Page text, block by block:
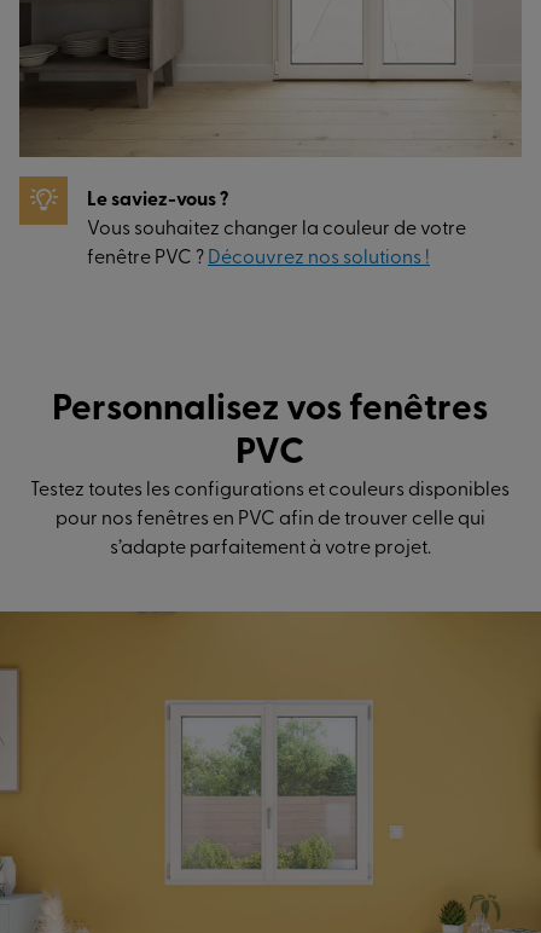
Le saviez-vous ?
Vous souhaitez changer la couleur de votre
fenêtre PVC ? Découvrez nos solutions !
Personnalisez vos fenêtres
PVC
Testez toutes les configurations et couleurs disponibles
pour nos fenêtres en PVC afin de trouver celle qui
s’adapte parfaitement à votre projet.